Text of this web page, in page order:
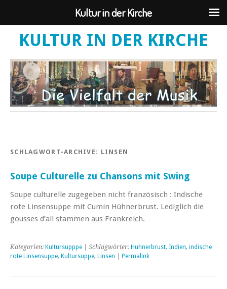
KULTUR IN DER KIRCHE
SCHLAGWORT-ARCHIVE: LINSEN
Soupe Culturelle zu Chansons mit Swing
Soupe culturelle zugegeben nicht französisch : Indische
rote Linsensuppe mit Cumin Hühnerbrust. Lediglich die
gousses d’ail stammen aus Frankreich.
Kategorien: Kultursupppe | Schlagwörter: Hühnerbrust, Indien, indische
rote Linsensuppe, Kultursuppe, Linsen Permalink
Kultur in der Kirche